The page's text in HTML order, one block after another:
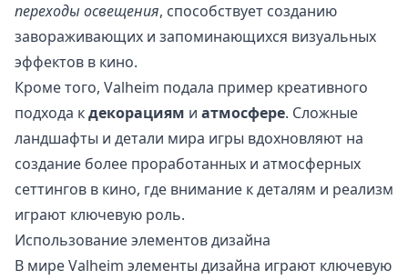
переходы освещения, способствует созданию
завораживающих и запоминающихся визуальных
эффектов в кино.
Кроме того, Valheim подала пример креативного
подхода кдекорациям и атмосфере. Сложные
ландшафты и детали мира игры вдохновляют на
создание более проработанных и атмосферных
сеттингов в кино, где внимание к деталям и реализм
играют ключевую роль.
Использование элементов дизайна
В мире Valheim элементы дизайна играют ключевую